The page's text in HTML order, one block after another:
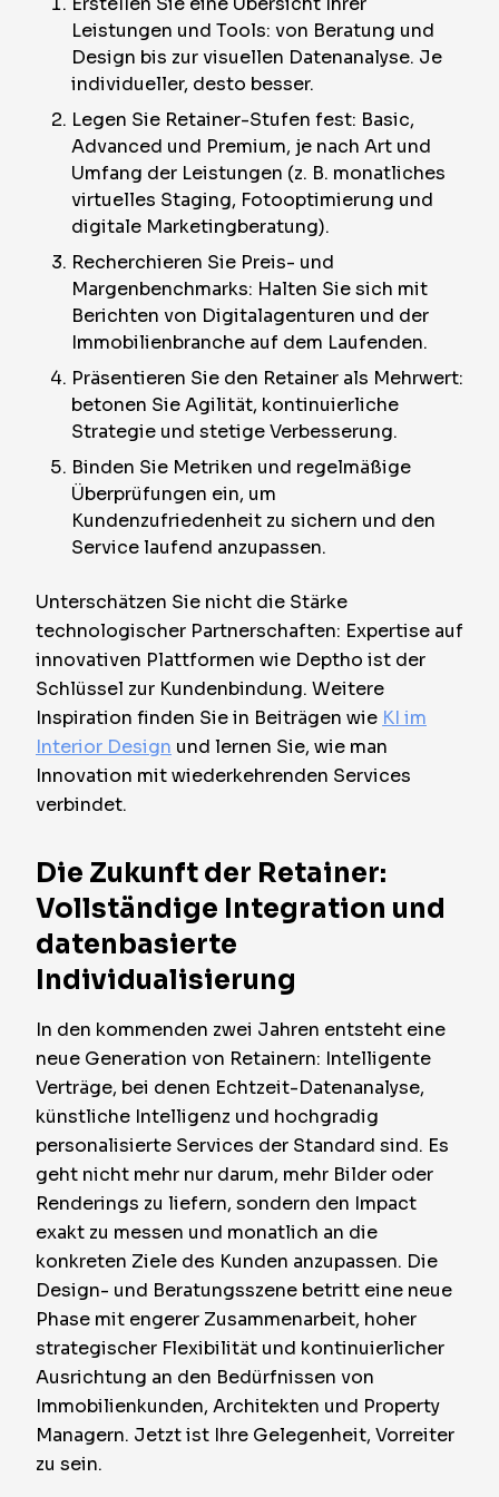
Leistungen und Tools: von Beratung und
Design bis zur visuellen Datenanalyse. Je
individueller, desto besser.
Legen Sie Retainer-Stufen fest: Basic,
Advanced und Premium, je nach Art und
Umfang der Leistungen (z. B. monatliches
virtuelles Staging, Fotooptimierung und
digitale Marketingberatung).
Recherchieren Sie Preis- und
Margenbenchmarks: Halten Sie sich mit
Berichten von Digitalagenturen und der
Immobilienbranche auf dem Laufenden.
Präsentieren Sie den Retainer als Mehrwert:
betonen Sie Agilität, kontinuierliche
Strategie und stetige Verbesserung.
Binden Sie Metriken und regelmäßige
Überprüfungen ein, um
Kundenzufriedenheit zu sichern und den
Service laufend anzupassen.
Unterschätzen Sie nicht die Stärke
technologischer Partnerschaften: Expertise auf
innovativen Plattformen wie Deptho ist der
Schlüssel zur Kundenbindung. Weitere
Inspiration finden Sie in Beiträgen wie KI im
Interior Design und lernen Sie, wie man
Innovation mit wiederkehrenden Services
verbindet.
Die Zukunft der Retainer:
Vollständige Integration und
datenbasierte
Individualisierung
In den kommenden zwei Jahren entsteht eine
neue Generation von Retainern: Intelligente
Verträge, bei denen Echtzeit-Datenanalyse,
künstliche Intelligenz und hochgradig
personalisierte Services der Standard sind. Es
geht nicht mehr nur darum, mehr Bilder oder
Renderings zu liefern, sondern den Impact
exakt zu messen und monatlich an die
konkreten Ziele des Kunden anzupassen. Die
Design- und Beratungsszene betritt eine neue
Phase mit engerer Zusammenarbeit, hoher
strategischer Flexibilität und kontinuierlicher
Ausrichtung an den Bedürfnissen von
Immobilienkunden, Architekten und Property
Managern. Jetzt ist Ihre Gelegenheit, Vorreiter
zu sein.